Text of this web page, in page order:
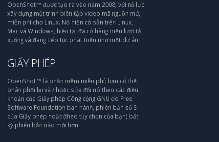
OpenShot ™ được tạo ra vào năm 2008, với nỗ lực
xây dựng một trình biên tập video mã nguồn mở,
miễn phí cho Linux. Nó hiện có sẵn trên Linux,
Mac và Windows, hiện tại đã có hàng triệu lượt tải
xuống và đang tiếp tục phát triển như một dự án!
GIẤY PHÉP
OpenShot ™ là phần mềm miễn phí: bạn có thể
phân phối lại và / hoặc sửa đổi nó theo các điều
khoản của Giấy phép Công cộng GNU do Free
Software Foundation ban hành, phiên bản số 3
của Giấy phép hoặc (theo tùy chọn của bạn) bất
kỳ phiên bản nào mới hơn.